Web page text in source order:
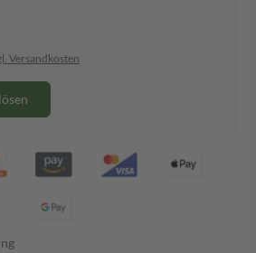
Versandkosten